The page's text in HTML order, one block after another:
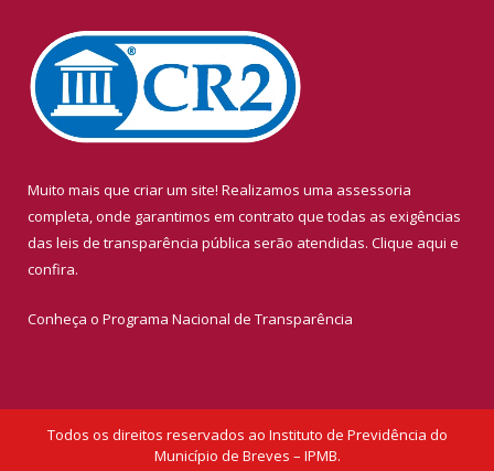
Muito mais que criar um site! Realizamos uma assessoria
completa, onde garantimos em contrato que todas as exigências
das leis de transparência pública serão atendidas. Clique aqui e
confira.
Conheça o Programa Nacional de Transparência
Todos os direitos reservados ao Instituto de Previdência do
Município de Breves – IPMB.